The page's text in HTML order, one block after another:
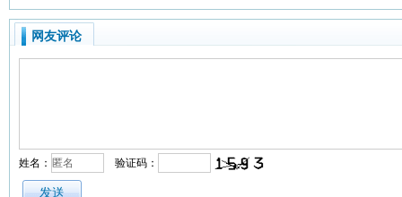
网友评论
姓名： 验证码：